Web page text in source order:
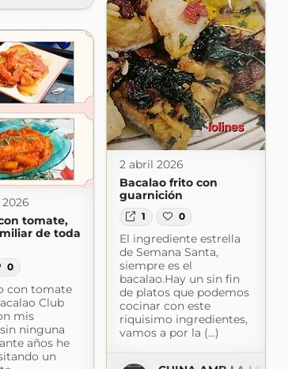
2 abril 2026
Bacalao frito con
guarnición
1 0
El ingrediente estrella
de Semana Santa,
siempre es el
bacalao.Hay un sin fin
de platos que podemos
cocinar con este
riquisimo ingredientes,
vamos a por la (...)
tomate,
de toda
0
con tomate
Club
mis
ninguna
años he
un